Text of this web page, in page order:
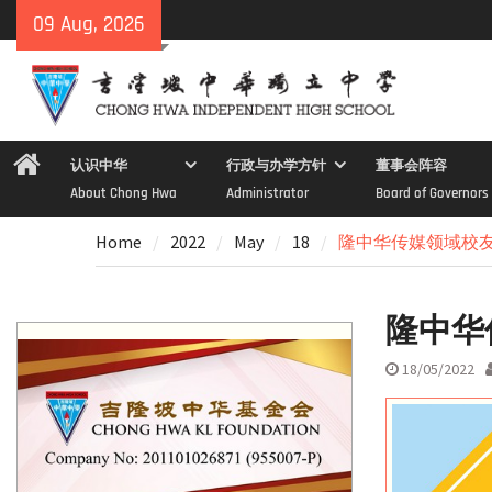
to
content
09 Aug, 2026
Home认识中华
About Chong Hwa
行政与办学方针
Administrator
董事会阵容
Board of Governors
Home 2022 May 18 隆中华传媒领域校
隆中
18/05/2022